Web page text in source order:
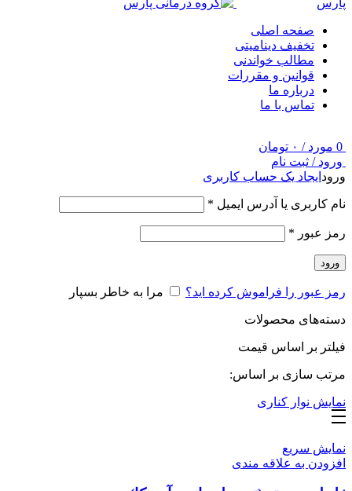
صفحه اصلی
تخفیف دینامیتی
مطالب خواندنی
قوانین و مقررات
درباره ما
تماس با ما
0 مورد / ۰ تومان
ورود / ثبت نام
ورود ایجاد یک حساب کاربری
نام کاربری یا آدرس ایمیل *
رمز عبور *
ورود
رمز عبور را فراموش کرده اید؟ مرا به خاطر بسپار
دسته‌های محصولات
فیلتر بر اساس قیمت
مرتب سازی بر اساس:
نمایش نوار کناری
نمایش سریع
افزودن به علاقه مندی